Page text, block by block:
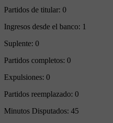
Partidos de titular: 0
Ingresos desde el banco: 1
Suplente: 0
Partidos completos: 0
Expulsiones: 0
Partidos reemplazado: 0
Minutos Disputados: 45